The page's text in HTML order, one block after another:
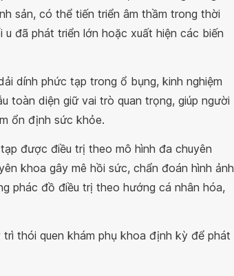
sản, có thể tiến triển âm thầm trong thời
đã phát triển lớn hoặc xuất hiện các biến
dính phức tạp trong ổ bụng, kinh nghiệm
toàn diện giữ vai trò quan trọng, giúp người
ổn định sức khỏe.
được điều trị theo mô hình đa chuyên
khoa gây mê hồi sức, chẩn đoán hình ảnh
phác đồ điều trị theo hướng cá nhân hóa,
thói quen khám phụ khoa định kỳ để phát